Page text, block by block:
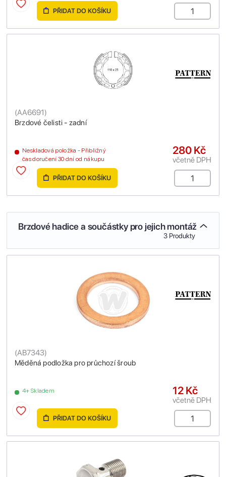
PŘIDAT DO KOŠÍKU
Brzdové čelisti - zadní
(AA6691)
Neskladová položka - Přibližný
čas doručení 30 dní od nákupu
280 Kč
včetně DPH
PŘIDAT DO KOŠÍKU
Brzdové hadice a součástky pro jejich montáž
3 Produkty
Měděná podložka pro průchozí šroub
(AB7343)
4+ Skladem 12 Kč
včetně DPH
PŘIDAT DO KOŠÍKU